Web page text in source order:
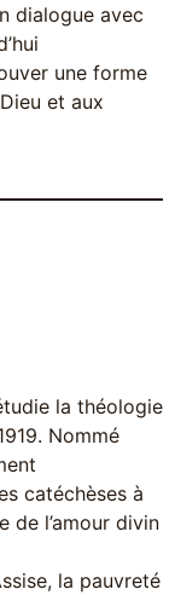
dialogue avec
une forme
et aux
la théologie
Nommé
catéchèses à
de l’amour divin
la pauvreté